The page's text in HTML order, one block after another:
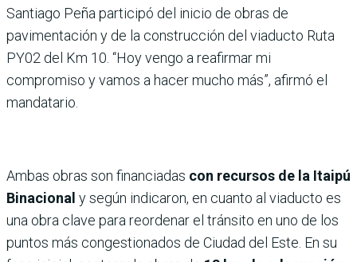
Santiago Peña participó del inicio de obras de
pavimentación y de la construcción del viaducto Ruta
PY02 del Km 10. “Hoy vengo a reafirmar mi
compromiso y vamos a hacer mucho más”, afirmó el
mandatario.
Ambas obras son financiadas con recursos de la Itaipú
Binacional y según indicaron, en cuanto al viaducto es
una obra clave para reordenar el tránsito en uno de los
puntos más congestionados de Ciudad del Este. En su